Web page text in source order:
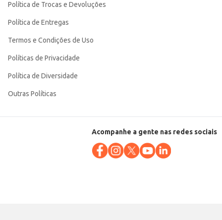
Política de Trocas e Devoluções
Política de Entregas
Termos e Condições de Uso
Políticas de Privacidade
Política de Diversidade
Outras Políticas
Acompanhe a gente nas redes sociais